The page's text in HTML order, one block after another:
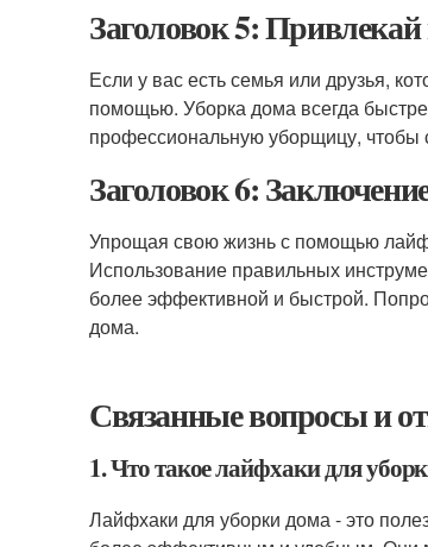
Заголовок 5:
Если у вас есть семья или друзья,
помощью. Уборка дома всегда
профессиональную уборщицу,
Заголовок 6:
Упрощая свою жизнь с помощью
Использование правильных
более эффективной и быстрой.
дома.
Связанные вопросы и
1. Что такое лайфхаки для
Лайфхаки для уборки дома - это